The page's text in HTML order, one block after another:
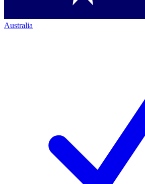
Australia